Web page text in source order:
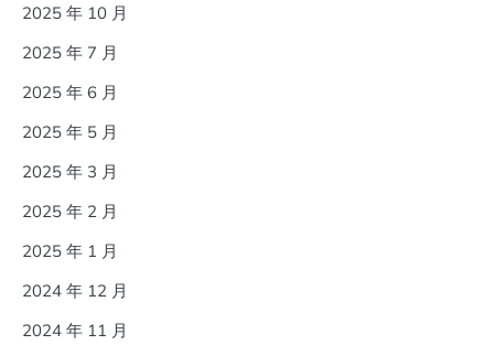
2025 年 10 月
2025 年 7 月
2025 年 6 月
2025 年 5 月
2025 年 3 月
2025 年 2 月
2025 年 1 月
2024 年 12 月
2024 年 11 月